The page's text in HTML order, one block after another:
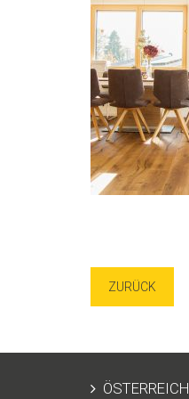
ZURÜCK
ÖSTERREICH